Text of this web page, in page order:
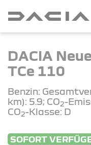
DACIA
TCe 110
Benzin:
km): 5.9; CO2-
CO2-Klasse: D
SOFORT